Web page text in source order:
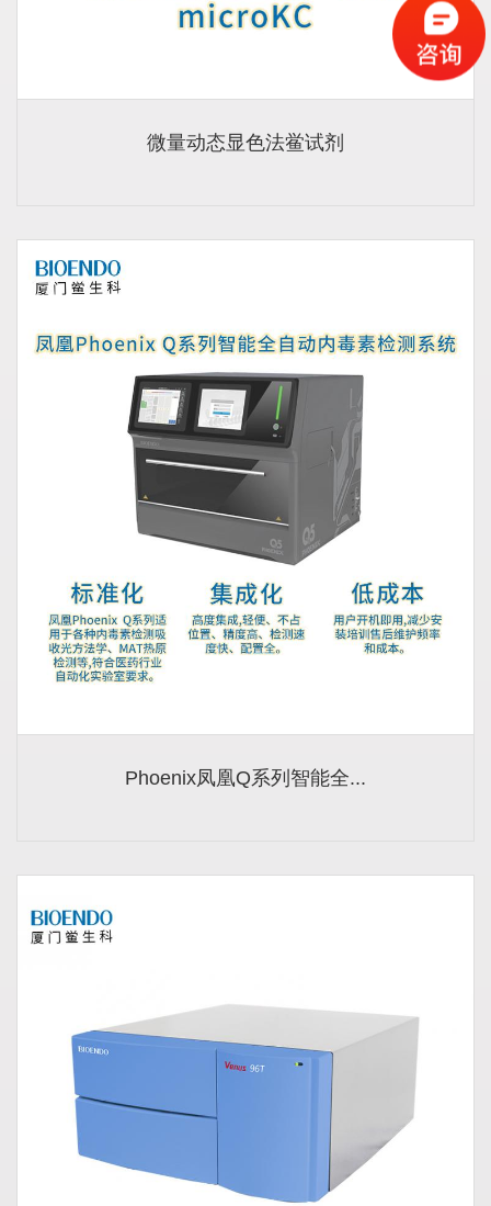
微量动态显色法鲎试剂
Phoenix凤凰Q系列智能全...